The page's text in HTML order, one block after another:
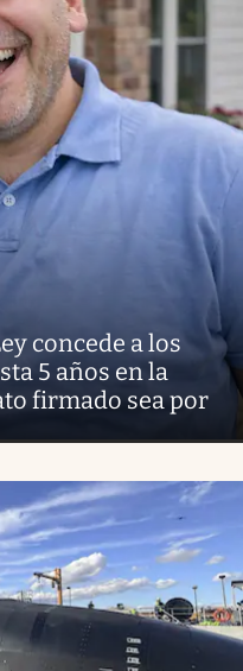
concede a los
5 años en la
firmado sea por